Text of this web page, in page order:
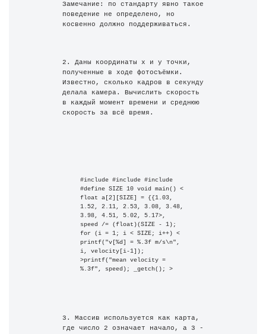
Замечание: по стандарту явно такое
поведение не определено, но
косвенно должно поддерживаться.
2. Даны координаты x и y точки,
полученные в ходе фотосъёмки.
Известно, сколько кадров в секунду
делала камера. Вычислить скорость
в каждый момент времени и среднюю
скорость за всё время.
#include #include #include
#define SIZE 10 void main() <
float a[2][SIZE] = {{1.03,
1.52, 2.11, 2.53, 3.08, 3.48,
3.98, 4.51, 5.02, 5.17>,
speed /= (float)(SIZE - 1);
for (i = 1; i < SIZE; i++) <
printf("v[%d] = %.3f m/s\n",
i, velocity[i-1]);
>printf("mean velocity =
%.3f", speed); _getch(); >
3. Массив используется как карта,
где число 2 означает начало, а 3 -